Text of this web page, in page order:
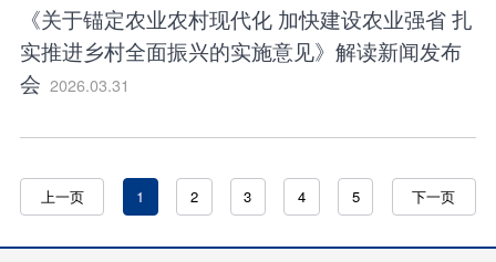
《关于锚定农业农村现代化 加快建设农业强省 扎
实推进乡村全面振兴的实施意见》解读新闻发布
会 2026.03.31
上一页 1 2 3 4 5 下一页